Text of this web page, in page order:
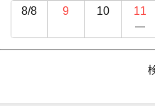
8/8 9 10 11